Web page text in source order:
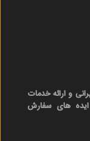
و ارائه خدمات
ایده های سفارش